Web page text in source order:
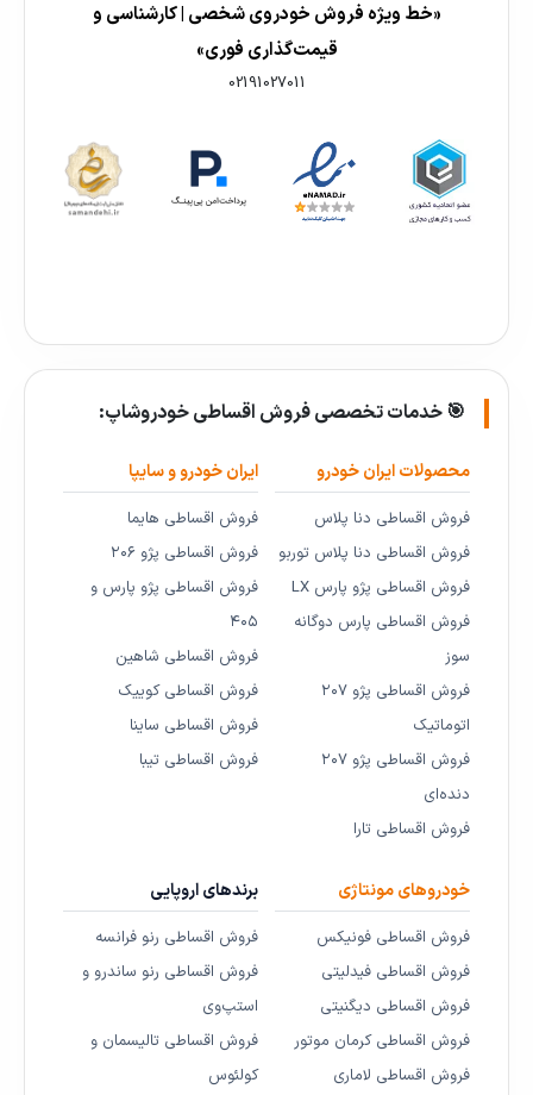
«خط ویژه فروش خودروی شخصی | کارشناسی و
قیمت‌گذاری فوری»
02191027011
🎯 خدمات تخصصی فروش اقساطی خودروشاپ:
محصولات ایران خودرو
فروش اقساطی دنا پلاس
فروش اقساطی دنا پلاس توربو
فروش اقساطی پژو پارس LX
فروش اقساطی پارس دوگانه
سوز
فروش اقساطی پژو ۲۰۷
اتوماتیک
فروش اقساطی پژو ۲۰۷
دنده‌ای
فروش اقساطی تارا
ایران خودرو و سایپا
فروش اقساطی هایما
فروش اقساطی پژو ۲۰۶
فروش اقساطی پژو پارس و
۴۰۵
فروش اقساطی شاهین
فروش اقساطی کوییک
فروش اقساطی ساینا
فروش اقساطی تیبا
خودروهای مونتاژی
فروش اقساطی فونیکس
فروش اقساطی فیدلیتی
فروش اقساطی دیگنیتی
فروش اقساطی کرمان موتور
فروش اقساطی لاماری
برندهای اروپایی
فروش اقساطی رنو فرانسه
فروش اقساطی رنو ساندرو و
استپ‌وی
فروش اقساطی تالیسمان و
کولئوس